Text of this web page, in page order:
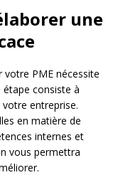
une
votre PME nécessite
consiste à
entreprise.
en matière de
internes et
vous permettra